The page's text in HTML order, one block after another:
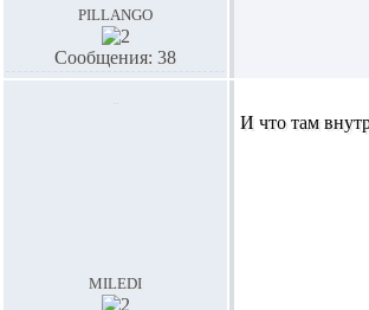
pillango
Сообщения: 38
miledi
И что там